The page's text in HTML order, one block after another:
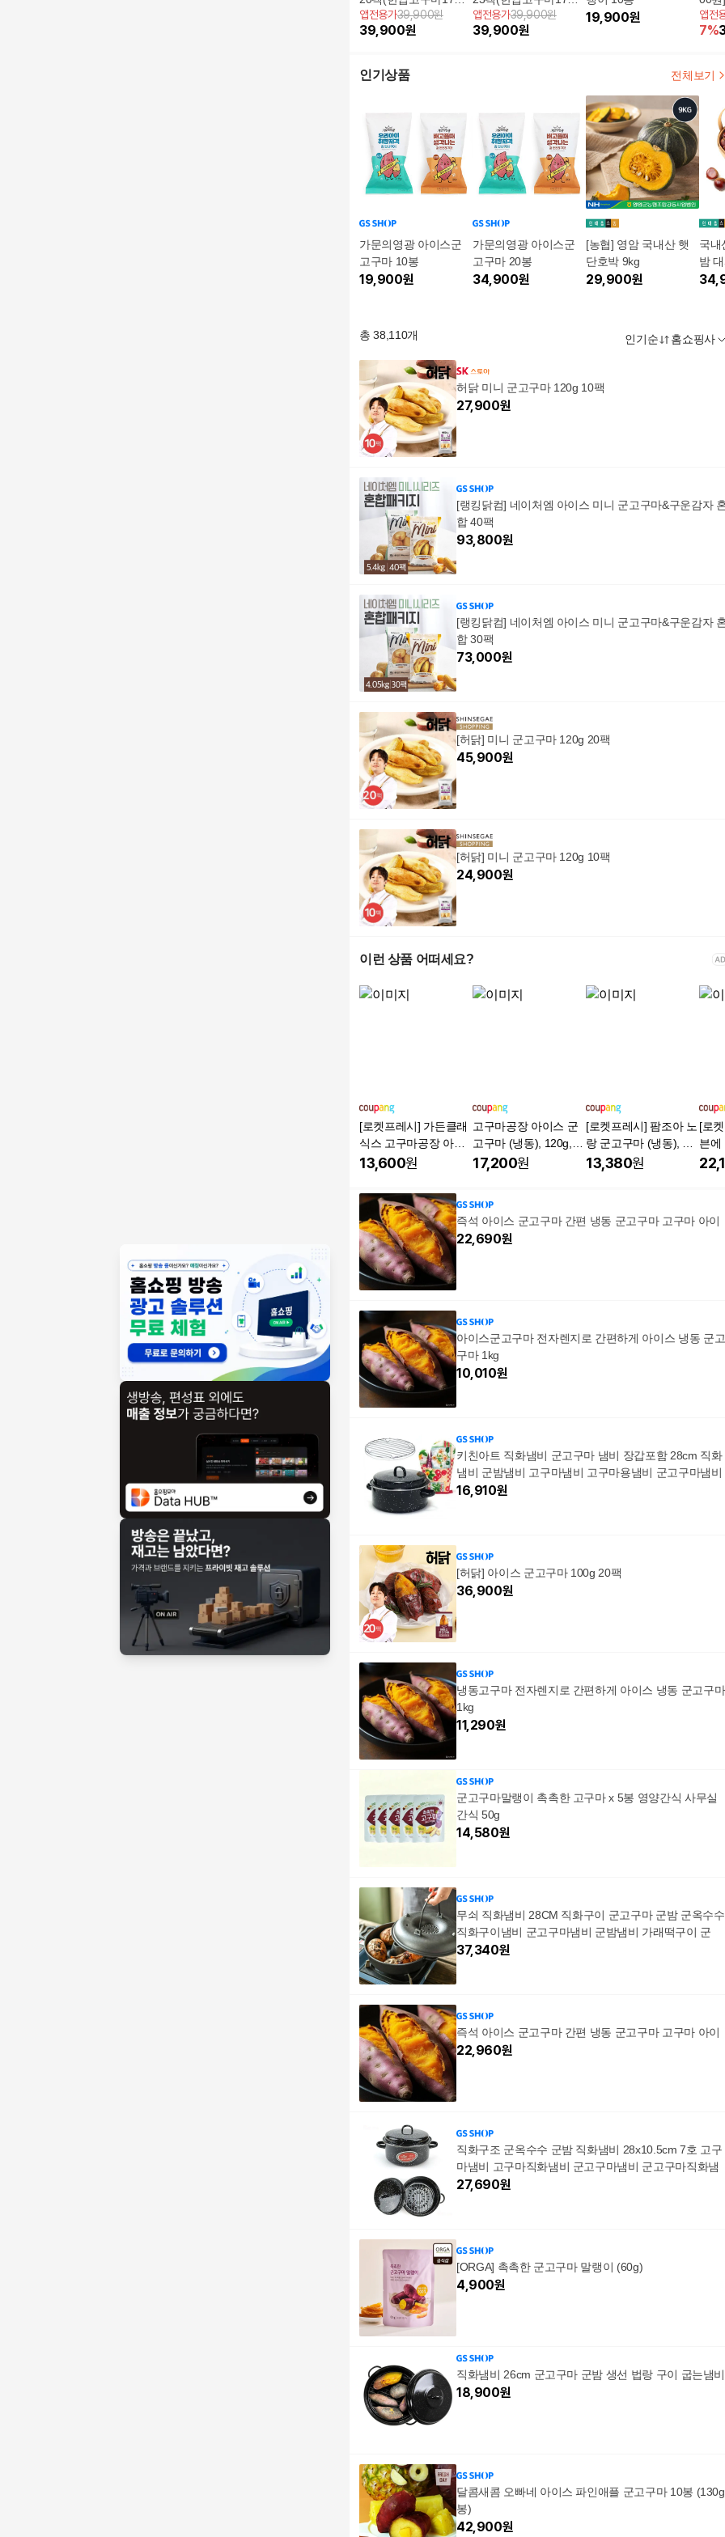
+치즈볼고구마3팩)
앱전용가39,900원
39,900원
+치즈볼고구마6팩)
앱전용가39,900원
39,900원
19,900원
이
2kg
앱전
7%
인기상품 전체보기
가문의영광 아이스군
고구마 10봉
19,900원
가문의영광 아이스군
고구마 20봉
34,900원
[농협] 영암 국내산 햇
단호박 9kg
29,900원
국내
밤
총38,110개 인기순 홈쇼핑사
허닭 미니 군고구마 120g 10팩
27,900원
[랭킹닭컴] 네이처엠 아이스 미니 군고구마&구운감자
합 40팩
93,800원
[랭킹닭컴] 네이처엠 아이스 미니 군고구마&구운감자
합 30팩
73,000원
[허닭] 미니 군고구마 120g 20팩
45,900원
[허닭] 미니 군고구마 120g 10팩
24,900원
이런 상품 어떠세요?
[로켓프레시] 가든클래
식스 고구마공장 아이
스 군고구마 (냉동), 1k
13,600원
고구마공장 아이스 군
고구마 (냉동), 120g, 8
개
17,200원
[로켓프레시] 팜조아 노
랑 군고구마 (냉동), 2
개, 500g
13,380원
[로
븐에
이스
즉석 아이스 군고구마 간편 냉동 군고구마 고구마 아이
22,690원
아이스군고구마 전자렌지로 간편하게 아이스 냉동 군고
구마 1kg
10,010원
키친아트 직화냄비 군고구마 냄비 장갑포함 28cm 직화
냄비 군밤냄비 고구마냄비 고구마용냄비 군고구마냄비
16,910원
[허닭] 아이스 군고구마 100g 20팩
36,900원
냉동고구마 전자렌지로 간편하게 아이스 냉동 군고구마
1kg
11,290원
군고구마말랭이 촉촉한 고구마 x 5봉 영양간식 사무실
간식 50g
14,580원
무쇠 직화냄비 28CM 직화구이 군고구마 군밤 군옥수수
직화구이냄비 군고구마냄비 군밤냄비 가래떡구이 군
37,340원
즉석 아이스 군고구마 간편 냉동 군고구마 고구마 아이
22,960원
직화구조 군옥수수 군밤 직화냄비 28x10.5cm 7호 고구
마냄비 고구마직화냄비 군고구마냄비 군고구마직화냄
27,690원
[ORGA] 촉촉한 군고구마 말랭이 (60g)
4,900원
직화냄비 26cm 군고구마 군밤 생선 법랑 구이 굽는냄비
18,900원
달콤새콤 오빠네 아이스 파인애플 군고구마 10봉
봉)
42,900원